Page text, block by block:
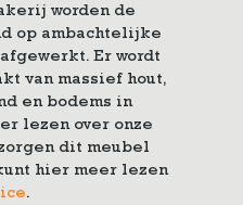
worden de
op ambachtelijke
Er wordt
van massief hout,
en bodems in
lezen over onze
dit meubel
hier meer lezen
.